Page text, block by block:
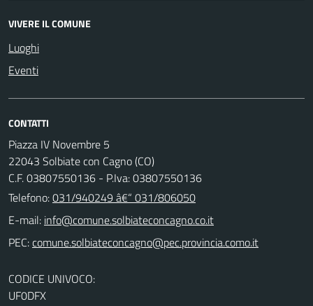
VIVERE IL COMUNE
Luoghi
Eventi
CONTATTI
Piazza IV Novembre 5
22043 Solbiate con Cagno (CO)
C.F. 03807550136 - P.Iva: 03807550136
Telefono:031/940249 â€“ 031/806050
E-mail:
PEC:
CODICE UNIVOCO:
UF0DFX